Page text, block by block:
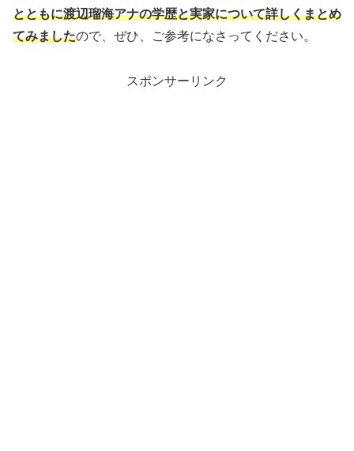
とともに渡辺瑠海アナの学歴と実家について詳しくまとめ
てみましたので、ぜひ、ご参考になさってください。
スポンサーリンク